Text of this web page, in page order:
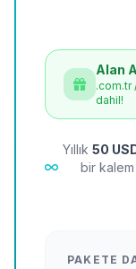
Alan
.com.tr
dahil!
Yıllık 50
bir
PAKETE